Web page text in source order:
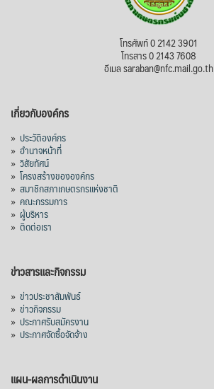
โทรศัพท์ 0 2142 3901
โทรสาร 0 2143 7608
อีเมล saraban@nfc.mail.go.th
เกี่ยวกับองค์กร
» ประวัติองค์กร
» อำนาจหน้าที่
» วิสัยทัศน์
» โครงสร้างขององค์กร
» สมาชิกสภาเกษตรกรแห่งชาติ
» คณะกรรมการ
» ผู้บริหาร
» ติดต่อเรา
ข่าวสารและกิจกรรม
» ข่าวประชาสัมพันธ์
» ข่าวกิจกรรม
» ประกาศรับสมัครงาน
» ประกาศจัดซื้อจัดจ้าง
แผน-ผลการดำเนินงาน